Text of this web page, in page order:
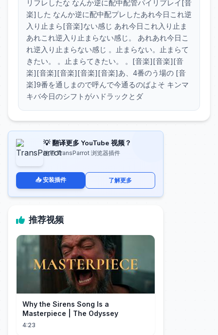
リフレしたな なんか逆に配中配管パイリプレイ[音
楽]した なんか逆に配中配プレしたあれ今日これ逆
入り止まら[音楽]ない感じ あれ今日これ入り止ま
あれこれ逆入り止まらない感じ。 あれあれ今日こ
れ逆入り止まらない感じ 。止まらない。止まらて
きたい。 。止まらてきたい。 。[音楽][音楽][音
楽][音楽][音楽][音楽][音楽]あ、4番のう場の [音
楽]9番を通しまので呼んで今通るのばよそ キンマ
キバ今日のシフトがハドラックとダ
💡 翻译更多 YouTube 视频？
使用 TransParrot 浏览器插件
📥 安装插件 了解更多
推荐视频
Why the Sirens Song Is a
Masterpiece | The Odyssey
4:23